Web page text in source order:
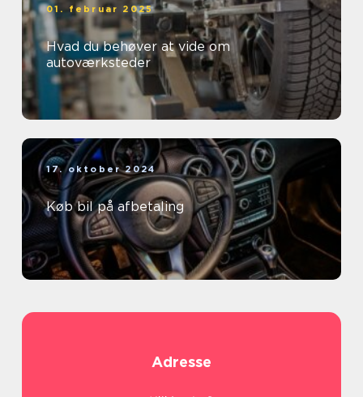
01. februar 2025
Hvad du behøver at vide om
autoværksteder
17. oktober 2024
Køb bil på afbetaling
Adresse